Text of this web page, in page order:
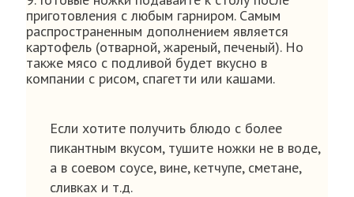
приготовления с любым гарниром. Самым
распространенным дополнением является
картофель (отварной, жареный, печеный). Но
также мясо с подливой будет вкусно в
компании с рисом, спагетти или кашами.
Если хотите получить блюдо с более
пикантным вкусом, тушите ножки не в воде,
а в соевом соусе, вине, кетчупе, сметане,
сливках и т.д.